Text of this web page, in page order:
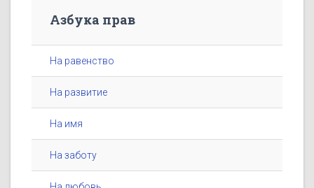
Азбука прав
На равенство
На развитие
На имя
На заботу